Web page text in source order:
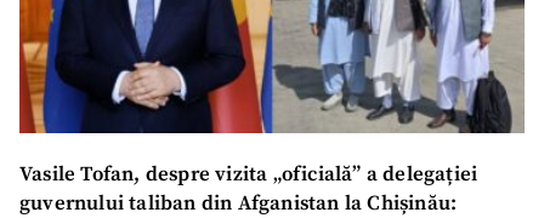
Vasile Tofan, despre vizita „oficială” a delegației
guvernului taliban din Afganistan la Chișinău: